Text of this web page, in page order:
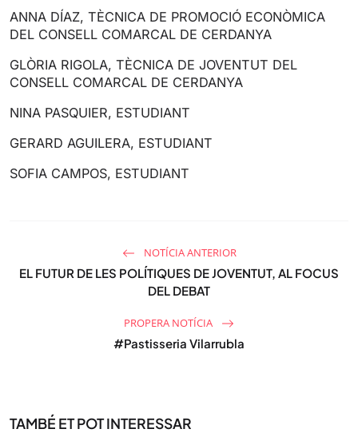
ANNA DÍAZ, TÈCNICA DE PROMOCIÓ ECONÒMICA
DEL CONSELL COMARCAL DE CERDANYA
GLÒRIA RIGOLA, TÈCNICA DE JOVENTUT DEL
CONSELL COMARCAL DE CERDANYA
NINA PASQUIER, ESTUDIANT
GERARD AGUILERA, ESTUDIANT
SOFIA CAMPOS, ESTUDIANT
NOTÍCIA ANTERIOR
EL FUTUR DE LES POLÍTIQUES DE JOVENTUT, AL FOCUS
DEL DEBAT
PROPERA NOTÍCIA
#Pastisseria Vilarrubla
TAMBÉ ET POT INTERESSAR